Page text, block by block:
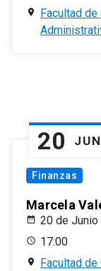
Facultad
20 JUN
Finanzas
Marcela
20 de
17:00
Facultad